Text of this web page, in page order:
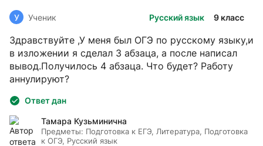
Русский язык 9 класс
У Ученик
Здравствуйте ,У меня был ОГЭ по русскому языку,и
в изложении я сделал 3 абзаца, а после написал
вывод.Получилось 4 абзаца. Что будет? Работу
аннулируют?
Ответ дан
Тамара Кузьминична
Предметы: Подготовка к ЕГЭ, Литература, Подготовка
к ОГЭ, Русский язык